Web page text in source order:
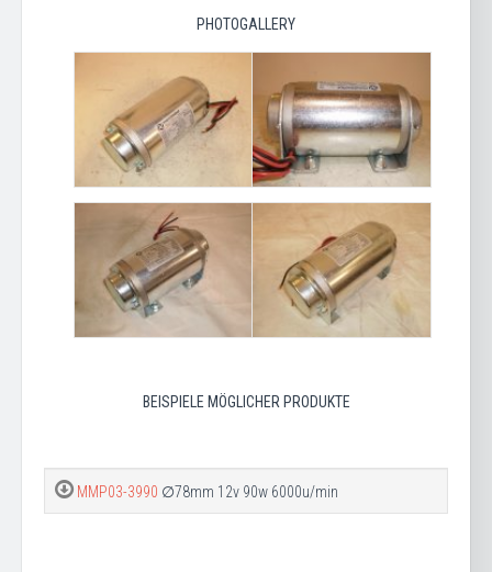
PHOTOGALLERY
BEISPIELE MÖGLICHER PRODUKTE
MMP03-3990 ∅78mm 12v 90w 6000u/min